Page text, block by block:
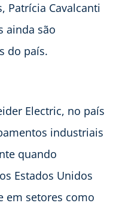
Patrícia Cavalcanti
ainda são
do país.
Electric, no país
industriais
quando
Estados Unidos
em setores como